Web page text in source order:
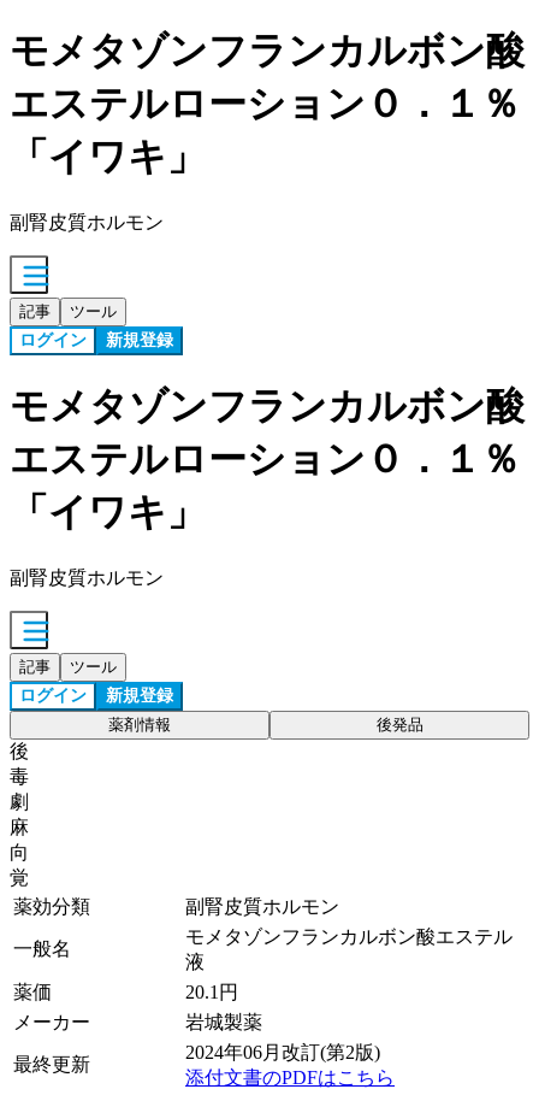
モメタゾンフランカルボン酸
エステルローション０．１％
「イワキ」
副腎皮質ホルモン
記事 ツール
ログイン 新規登録
モメタゾンフランカルボン酸
エステルローション０．１％
「イワキ」
副腎皮質ホルモン
記事 ツール
ログイン 新規登録
薬剤情報 後発品
後
毒
劇
麻
向
覚
薬効分類
副腎皮質ホルモン
一般名
モメタゾンフランカルボン酸エステル
液
薬価
20.1 円
メーカー
岩城製薬
最終更新
2024年06月改訂(第2版)
添付文書のPDFはこちら